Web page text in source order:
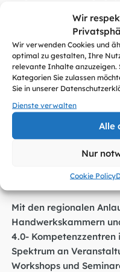
Wir
Wir verwenden Cookies und
optimal zu gestalten, Ihre
relevante Inhalte anzuzeigen.
Kategorien Sie zulassen
Sie in unserer
Dienste verwalten
Alle
Nur
Cookie Policy
TISiM breitenwirksam
werden während der
zur Nutzung der
von TISiM ist der Sec-o-
Mat. Hier sind
Sicherheit leicht
Aktionsplänen
bedarfsorientiert
souverän umgesetzt
Regionale
Mit den regionalen
Handwerkskammern
4.0-
Spektrum an
Workshops und